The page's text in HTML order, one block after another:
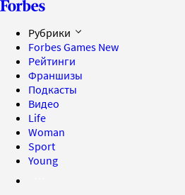
Рубрики
Forbes Games New
Рейтинги
Франшизы
Подкасты
Видео
Life
Woman
Sport
Young